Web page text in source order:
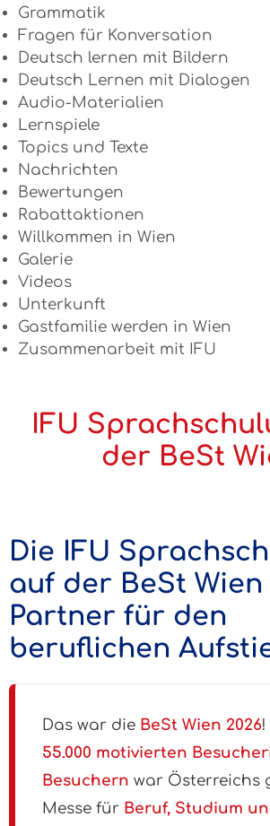
Grammatik
Fragen für Konversation
Deutsch lernen mit Bildern
Deutsch Lernen mit Dialogen
Audio-Materialien
Lernspiele
Topics und Texte
Nachrichten
Bewertungen
Rabattaktionen
Willkommen in Wien
Galerie
Videos
Unterkunft
Gastfamilie werden in Wien
Zusammenarbeit mit IFU
IFU
der BeSt
Die IFU
auf der BeSt Wien
Partner für den
beruflichen
Das war die BeSt Wien 2026
55.000 motivierten
Besuchern war Österreichs
Messe für Beruf, Studium